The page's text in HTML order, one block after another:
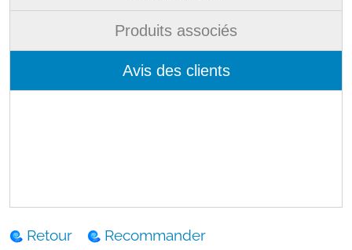
Produits associés
Avis des clients
Retour
Recommander